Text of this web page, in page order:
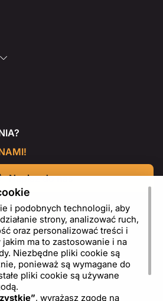
Napisz do nas
i podobnych technologii, aby
strony, analizować ruch,
oraz personalizować treści i
ma to zastosowanie i na
Niezbędne pliki cookie są
ponieważ są wymagane do
pliki cookie są używane
, wyrażasz zgodę na